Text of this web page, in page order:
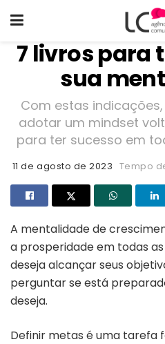
7 livros para
sua
Com estas
adotar um mindset
para ter sucesso em
11 de agosto de 2023 Tempo
A mentalidade de
a prosperidade em todas
deseja alcançar seus
perguntar se está
deseja.
Definir metas é uma tarefa